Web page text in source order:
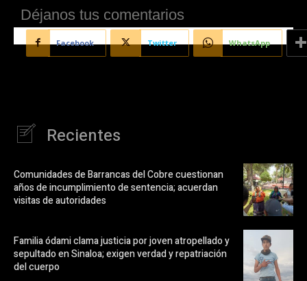
Déjanos tus comentarios
Facebook Twitter WhatsApp
Recientes
Comunidades de Barrancas del Cobre cuestionan
años de incumplimiento de sentencia; acuerdan
visitas de autoridades
Familia ódami clama justicia por joven atropellado y
sepultado en Sinaloa; exigen verdad y repatriación
del cuerpo